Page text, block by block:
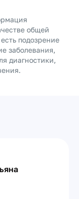
общей
подозрение
заболевания,
диагностики,